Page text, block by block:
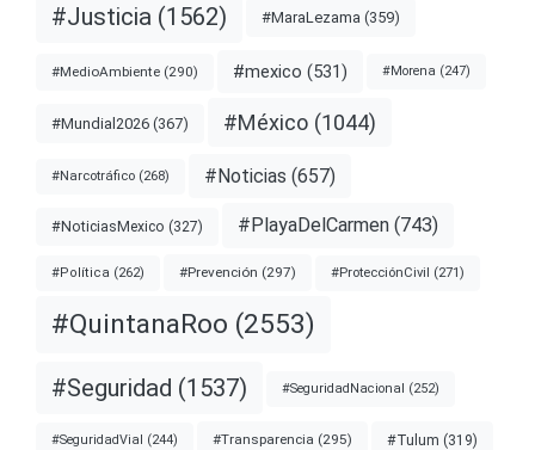
#Justicia (1562) #MaraLezama (359)
#MedioAmbiente (290) #mexico (531) #Morena (247)
#Mundial2026 (367) #México (1044)
#Narcotráfico (268) #Noticias (657)
#NoticiasMexico (327) #PlayaDelCarmen (743)
#Política (262) #Prevención (297) #ProtecciónCivil (271)
#QuintanaRoo (2553)
#Seguridad (1537) #SeguridadNacional (252)
#SeguridadVial (244) #Transparencia (295) #Tulum (319)